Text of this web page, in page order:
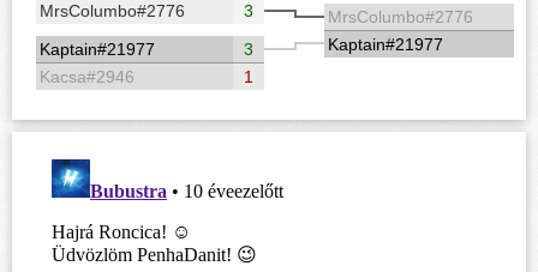
MrsColumbo#2776
3
Kaptain#21977
3
Kacsa#2946
1
MrsColumbo#2776
Kaptain#21977